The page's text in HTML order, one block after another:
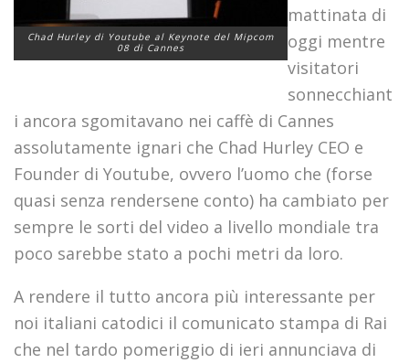
Chad Hurley di Youtube al Keynote del Mipcom
08 di Cannes
mattinata di
oggi mentre
visitatori
sonnecchiant
i ancora sgomitavano nei caffè di Cannes
assolutamente ignari che Chad Hurley CEO e
Founder di Youtube, ovvero l’uomo che (forse
quasi senza rendersene conto) ha cambiato per
sempre le sorti del video a livello mondiale tra
poco sarebbe stato a pochi metri da loro.
A rendere il tutto ancora più interessante per
noi italiani catodici il comunicato stampa di Rai
che nel tardo pomeriggio di ieri annunciava di